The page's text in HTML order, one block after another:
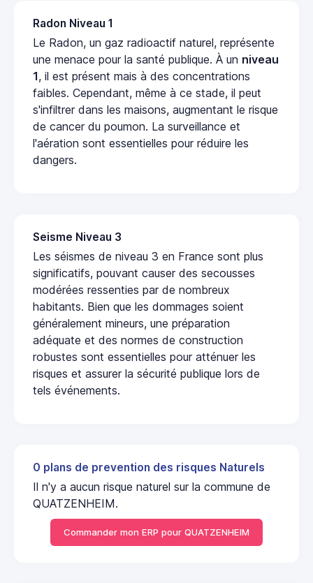
Radon Niveau 1
Le Radon, un gaz radioactif naturel, représente
une menace pour la santé publique. À un niveau
1, il est présent mais à des concentrations
faibles. Cependant, même à ce stade, il peut
s'infiltrer dans les maisons, augmentant le risque
de cancer du poumon. La surveillance et
l'aération sont essentielles pour réduire les
dangers.
Seisme Niveau 3
Les séismes de niveau 3 en France sont plus
significatifs, pouvant causer des secousses
modérées ressenties par de nombreux
habitants. Bien que les dommages soient
généralement mineurs, une préparation
adéquate et des normes de construction
robustes sont essentielles pour atténuer les
risques et assurer la sécurité publique lors de
tels événements.
0 plans de prevention des risques Naturels
Il n'y a aucun risque naturel sur la commune de
QUATZENHEIM.
Commander mon ERP pour QUATZENHEIM